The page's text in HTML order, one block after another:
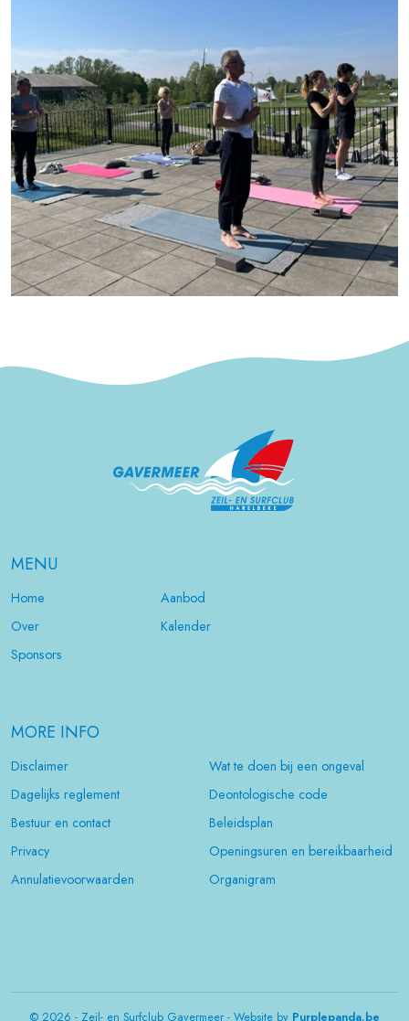
MENU
Home
Aanbod
Over
Kalender
Sponsors
MORE INFO
Disclaimer
Wat te doen bij een ongeval
Dagelijks reglement
Deontologische code
Bestuur en contact
Beleidsplan
Privacy
Openingsuren en bereikbaarheid
Annulatievoorwaarden
Organigram
© 2026 - Zeil- en Surfclub Gavermeer - Website by Purplepanda.be